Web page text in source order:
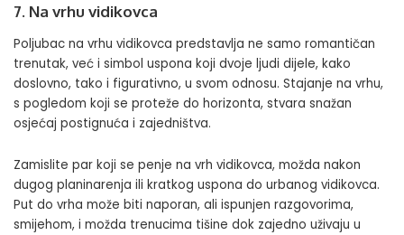
7. Na vrhu vidikovca
Poljubac na vrhu vidikovca predstavlja ne samo romantičan
trenutak, već i simbol uspona koji dvoje ljudi dijele, kako
doslovno, tako i figurativno, u svom odnosu. Stajanje na vrhu,
s pogledom koji se proteže do horizonta, stvara snažan
osjećaj postignuća i zajedništva.
Zamislite par koji se penje na vrh vidikovca, možda nakon
dugog planinarenja ili kratkog uspona do urbanog vidikovca.
Put do vrha može biti naporan, ali ispunjen razgovorima,
smijehom, i možda trenucima tišine dok zajedno uživaju u